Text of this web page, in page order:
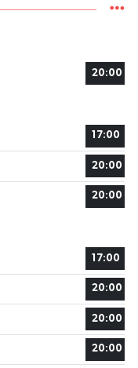
20:00
17:00
20:00
20:00
17:00
20:00
20:00
20:00